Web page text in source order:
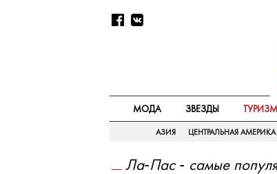
МОДА ЗВЕЗДЫ ТУРИЗМ
АЗИЯ ЦЕНТРАЛЬНАЯ АМЕРИКА
Ла-Пас - самые